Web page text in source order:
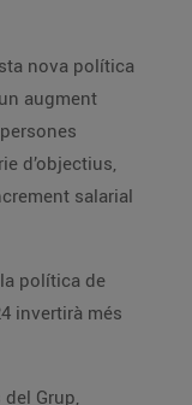
nova política
augment
d’objectius,
salarial
política de
invertirà més
Grup,